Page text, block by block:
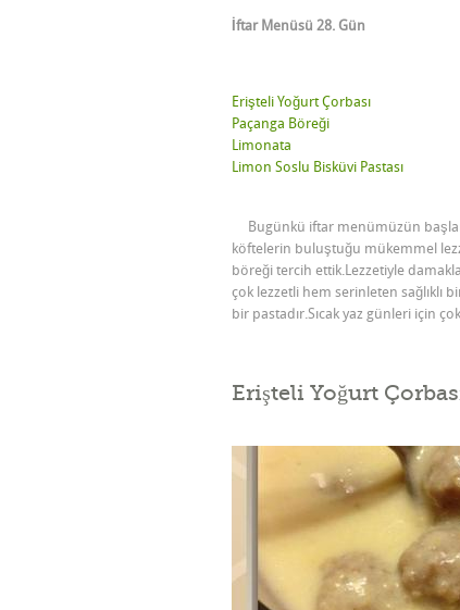
İftar Menüsü 28. Gün
Erişteli Yoğurt Çorbası
Paçanga Böreği
Limonata
Limon Soslu Bisküvi Pastası
Bugünkü iftar menümüzün
köftelerin buluştuğu mükemmel
böreği tercih ettik.Lezzetiyle
çok lezzetli hem serinleten sağlıklı
bir pastadır.Sıcak yaz günleri için
Erişteli Yoğurt